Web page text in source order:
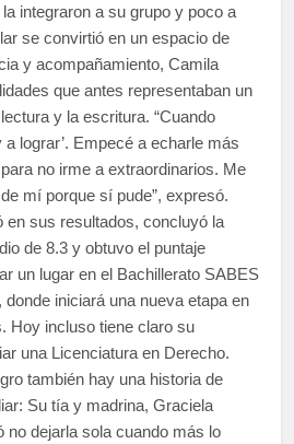
integraron a su grupo y poco a
se convirtió en un espacio de
y acompañamiento, Camila
que antes representaban un
y la escritura. “Cuando
a lograr’. Empecé a echarle más
no irme a extraordinarios. Me
mí porque sí pude”, expresó.
en sus resultados, concluyó la
de 8.3 y obtuvo el puntaje
un lugar en el Bachillerato SABES
iniciará una nueva etapa en
Hoy incluso tiene claro su
una Licenciatura en Derecho.
también hay una historia de
Su tía y madrina, Graciela
no dejarla sola cuando más lo